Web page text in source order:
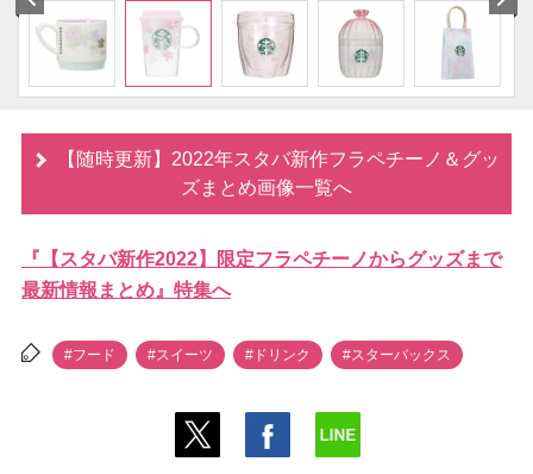
【随時更新】2022年スタバ新作フラペチーノ＆グッ
ズまとめ画像一覧へ
『【スタバ新作2022】限定フラペチーノからグッズまで
最新情報まとめ』特集へ
#フード #スイーツ #ドリンク #スターバックス